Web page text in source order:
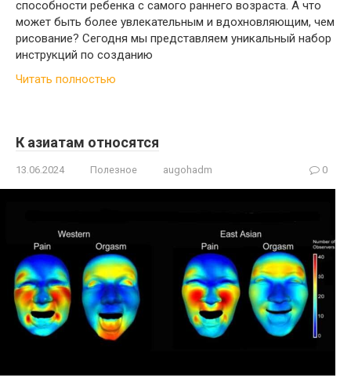
способности ребенка с самого раннего возраста. А что
может быть более увлекательным и вдохновляющим, чем
рисование? Сегодня мы представляем уникальный набор
инструкций по созданию
Читать полностью
К азиатам относятся
13.06.2024 Полезное augohadm 0